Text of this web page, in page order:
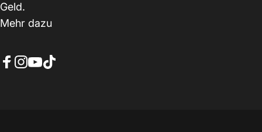
Geld.
Mehr dazu